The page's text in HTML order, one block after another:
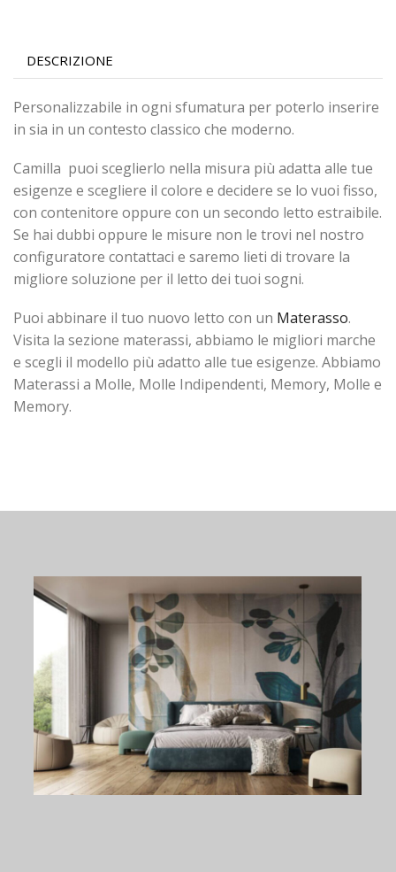
DESCRIZIONE
Personalizzabile in ogni sfumatura per poterlo inserire
in sia in un contesto classico che moderno.
Camilla puoi sceglierlo nella misura più adatta alle tue
esigenze e scegliere il colore e decidere se lo vuoi fisso,
con contenitore oppure con un secondo letto estraibile.
Se hai dubbi oppure le misure non le trovi nel nostro
configuratore contattaci e saremo lieti di trovare la
migliore soluzione per il letto dei tuoi sogni.
Puoi abbinare il tuo nuovo letto con un Materasso.
Visita la sezione materassi, abbiamo le migliori marche
e scegli il modello più adatto alle tue esigenze. Abbiamo
Materassi a Molle, Molle Indipendenti, Memory, Molle e
Memory.